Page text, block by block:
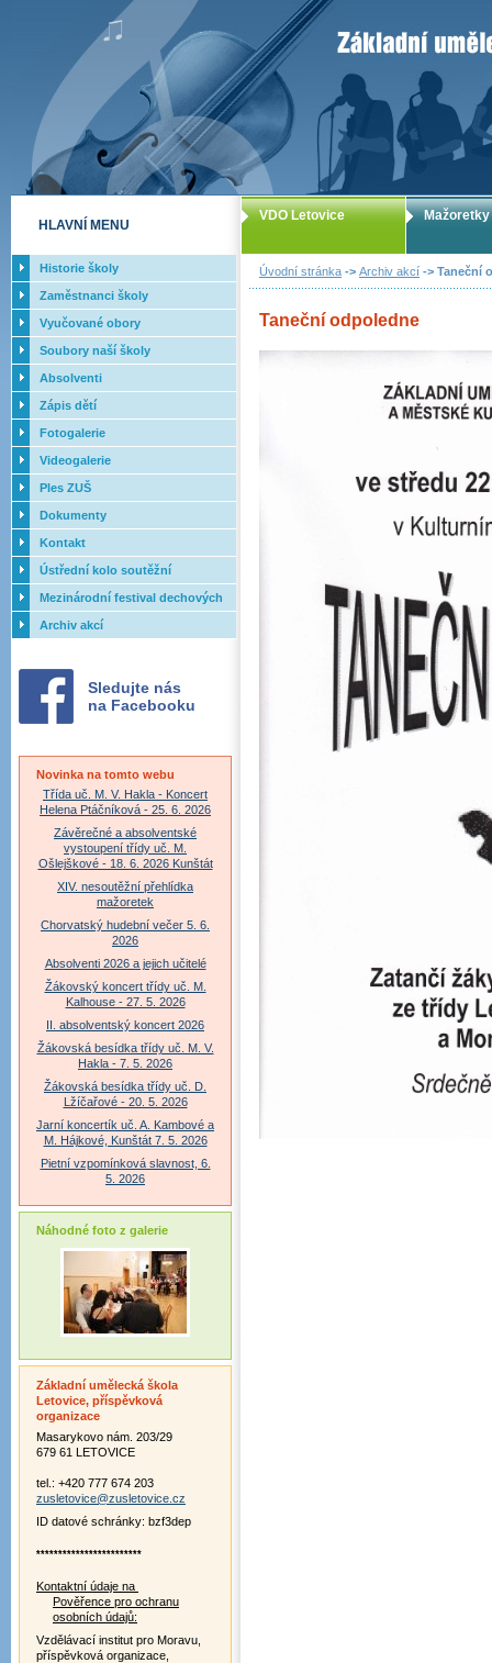
ZUŠ Letovice
Úvodní stránka -> Archiv akcí -> Taneční
Taneční odpoledne
VDO Letovice Mažoretky
HLAVNÍ MENU
Historie školy
Zaměstnanci školy
Vyučované obory
Soubory naší školy
Absolventi
Zápis dětí
Fotogalerie
Videogalerie
Ples ZUŠ
Dokumenty
Kontakt
Ústřední kolo soutěžní
přehlídky dechových orchestrů
ZUŠ - 2017
Mezinárodní festival dechových
orchestrů - Letovice
Archiv akcí
Sledujte nás
na Facebooku
Novinka na tomto webu
Třída uč. M. V. Hakla - Koncert
Helena Ptáčníková - 25. 6. 2026
Závěrečné a absolventské
vystoupení třídy uč. M.
Ošlejškové - 18. 6. 2026 Kunštát
XIV. nesoutěžní přehlídka
mažoretek
Chorvatský hudební večer 5. 6.
2026
Absolventi 2026 a jejich učitelé
Žákovský koncert třídy uč. M.
Kalhouse - 27. 5. 2026
II. absolventský koncert 2026
Žákovská besídka třídy uč. M. V.
Hakla - 7. 5. 2026
Žákovská besídka třídy uč. D.
Lžíčařové - 20. 5. 2026
Jarní koncertík uč. A. Kambové a
M. Hájkové, Kunštát 7. 5. 2026
Pietní vzpomínková slavnost, 6.
5. 2026
Náhodné foto z galerie
Základní umělecká škola
Letovice, příspěvková
organizace
Masarykovo nám. 203/29
679 61 LETOVICE
tel.: +420 777 674 203
zusletovice@zusletovice.cz
ID datové schránky: bzf3dep
************************
Kontaktní údaje na
Pověřence pro ochranu
osobních údajů:
Vzdělávací institut pro Moravu,
příspěvková organizace,